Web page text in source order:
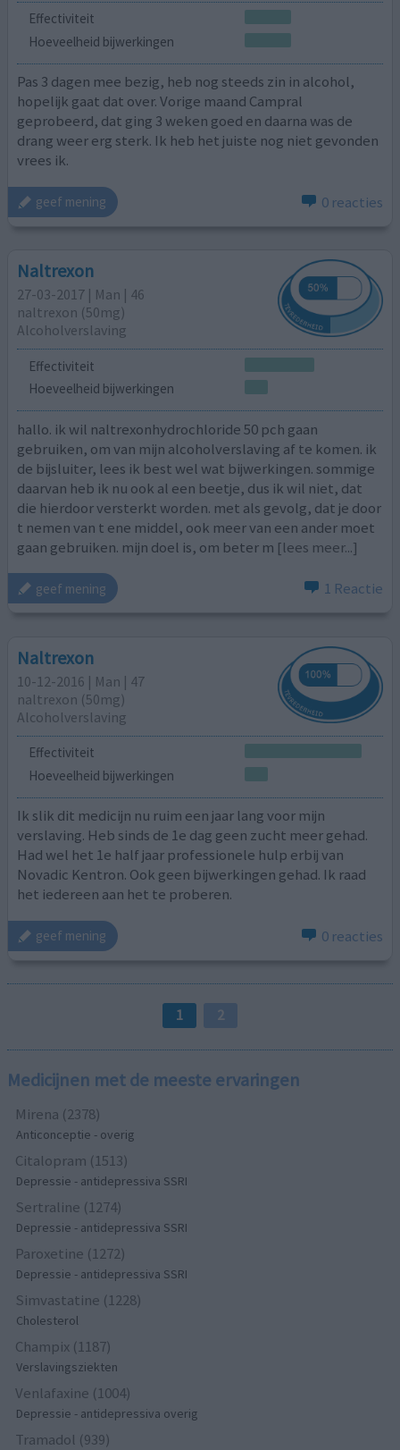
Effectiviteit
Hoeveelheid bijwerkingen
Pas 3 dagen mee bezig, heb nog steeds zin in alcohol,
hopelijk gaat dat over. Vorige maand Campral
geprobeerd, dat ging 3 weken goed en daarna was de
drang weer erg sterk. Ik heb het juiste nog niet gevonden
vrees ik.
geef mening 0 reacties
Naltrexon
27-03-2017 | Man | 46
naltrexon (50mg)
Alcoholverslaving
Effectiviteit
Hoeveelheid bijwerkingen
hallo. ik wil naltrexonhydrochloride 50 pch gaan
gebruiken, om van mijn alcoholverslaving af te komen. ik
de bijsluiter, lees ik best wel wat bijwerkingen. sommige
daarvan heb ik nu ook al een beetje, dus ik wil niet, dat
die hierdoor versterkt worden. met als gevolg, dat je door
t nemen van t ene middel, ook meer van een ander moet
gaan gebruiken. mijn doel is, om beter m [lees meer...]
geef mening 1 Reactie
Naltrexon
10-12-2016 | Man | 47
naltrexon (50mg)
Alcoholverslaving
Effectiviteit
Hoeveelheid bijwerkingen
Ik slik dit medicijn nu ruim een jaar lang voor mijn
verslaving. Heb sinds de 1e dag geen zucht meer gehad.
Had wel het 1e half jaar professionele hulp erbij van
Novadic Kentron. Ook geen bijwerkingen gehad. Ik raad
het iedereen aan het te proberen.
geef mening 0 reacties
1 2
Medicijnen met de meeste ervaringen
Mirena (2378)
Anticonceptie - overig
Citalopram (1513)
Depressie - antidepressiva SSRI
Sertraline (1274)
Depressie - antidepressiva SSRI
Paroxetine (1272)
Depressie - antidepressiva SSRI
Simvastatine (1228)
Cholesterol
Champix (1187)
Verslavingsziekten
Venlafaxine (1004)
Depressie - antidepressiva overig
Tramadol (939)